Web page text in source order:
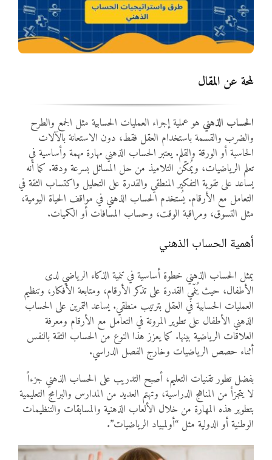
المواد
أنواع الموارد
الألعاب التفاعلية
لمحة عن المقال
الحساب الذهني هو عملية إجراء العمليات الحسابية مثل الجمع والطرح
والضرب والقسمة باستخدام العقل فقط، دون الاستعانة بالآلات
الحاسبة أو الورقة والقلم. يعتبر الحساب الذهني مهارة مهمة وأساسية في
تعلم الرياضيات، ويُمكّن التلاميذ من حل المسائل بسرعة ودقة. كما أنه
يساعد على تقوية التفكير المنطقي والقدرة على التحليل واكتساب الثقة في
التعامل مع الأرقام. يُستخدم الحساب الذهني في مواقف الحياة اليومية،
مثل التسوق، ومراقبة الوقت، وحساب المسافات أو الكميات.
أهمية الحساب الذهني
يمثل الحساب الذهني خطوة أساسية في تنمية الذكاء الرياضي لدى
الأطفال، حيث يُنمّي القدرة على تذكر الأرقام، ومتابعة الأفكار، وتنظيم
العمليات الحسابية في العقل بترتيب منطقي. يساعد التمرين على الحساب
الذهني الأطفال على تطوير المرونة في التعامل مع الأرقام ومعرفة
العلاقات الرياضية بينها. كما يعزز هذا النوع من الحساب الثقة بالنفس
أثناء حصص الرياضيات وخارج الفصل الدراسي.
بفضل تطور تقنيات التعليم، أصبح التدريب على الحساب الذهني جزءاً
لا يتجزأ من المناهج الدراسية، وتهتم العديد من المدارس والبرامج التعليمية
بتطوير هذه المهارة من خلال الألعاب الذهنية والمسابقات والتنظيمات
الوطنية أو الدولية مثل “أولمبياد الرياضيات”.